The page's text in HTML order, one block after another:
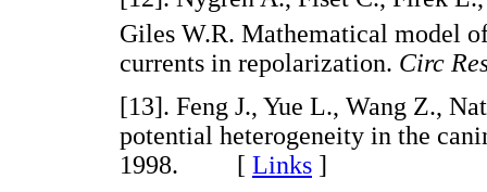
Giles W.R. Mathematical model
currents in repolarization. Circ
[13]. Feng J., Yue L., Wang Z.,
potential heterogeneity in the
1998. [ Links ]